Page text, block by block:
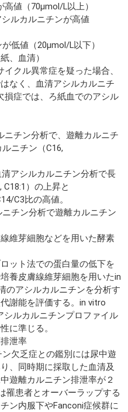
値（70µmol/L以上）
ルカルニチンが高値
低値（20µmol/L以下）
、血清）
クル異常症を疑った場合、
なく、血清アシルカルニチ
損症では、ろ紙血でのアシル
ニチン分析で、遊離カルニチ
ニチン（C16,
アシルカルニチン分析で長
）の上昇と
C3比の高値。
チン分析で遊離カルニチン
維芽細胞などを用いた酵素
ット法での蛋白量の低下を
養皮膚線維芽細胞を用いたin
のアシルカルニチンを分析す
謝能を評価する。in vitro
ルカルニチンプロファイル
に準じる。
泄率
欠乏症との鑑別には尿中遊
、同時期に採取した血清及
遊離カルニチン排泄率が２
罹患者とオーバーラップする
ン内服下やFanconi症候群に